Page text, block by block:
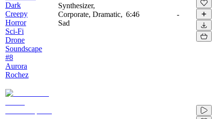
Dark
Creepy
Horror
Sci-Fi
Drone
Soundscape
#8
Aurora
Rochez
Synthesizer,
Corporate, Dramatic,
Sad
6:46 -